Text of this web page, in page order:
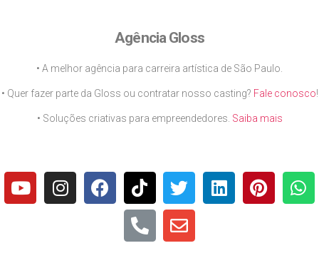
Agência Gloss
• A melhor agência para carreira artística de São Paulo.
• Quer fazer parte da Gloss ou contratar nosso casting? Fale conosco!
• Soluções criativas para empreendedores. Saiba mais